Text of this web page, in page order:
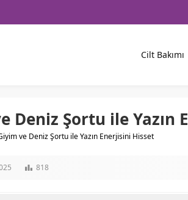
Cilt Bakımı
Deniz Şortu ile Yazın
ve Deniz Şortu ile Yazın Enerjisini Hisset
818